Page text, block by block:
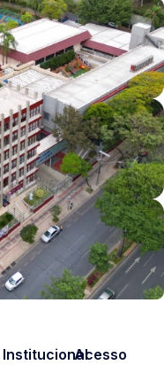
InstitucionalAcesso